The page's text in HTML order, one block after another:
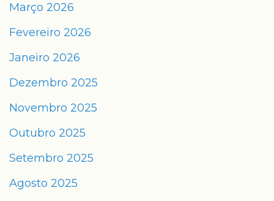
Março 2026
Fevereiro 2026
Janeiro 2026
Dezembro 2025
Novembro 2025
Outubro 2025
Setembro 2025
Agosto 2025